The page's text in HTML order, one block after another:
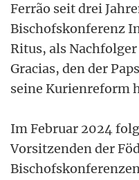
Ferrão seit drei
Bischofskonferenz
Ritus, als
Gracias, den der
seine Kurienreform
Im Februar 2024
Vorsitzenden der